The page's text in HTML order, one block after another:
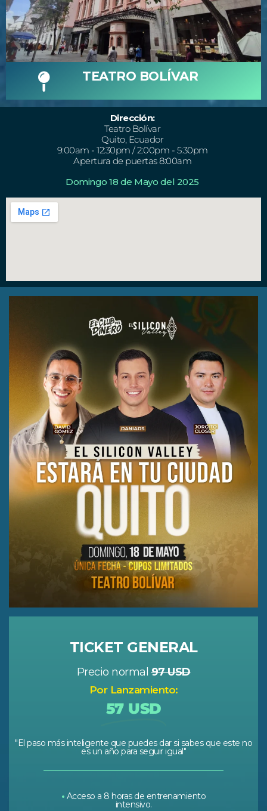
TEATRO BOLÍVAR
Dirección:
Teatro Bolívar
Quito, Ecuador
9:00am - 12:30pm / 2:00pm - 5:30pm
Apertura de puertas 8:00am
Domingo 18 de Mayo del 2025
TICKET GENERAL
Precio normal97 USD
Por Lanzamiento:
57 USD
"El paso más inteligente que puedes dar si sabes que este no
es un año para seguir igual"
• Acceso a 8 horas de entrenamiento
intensivo.